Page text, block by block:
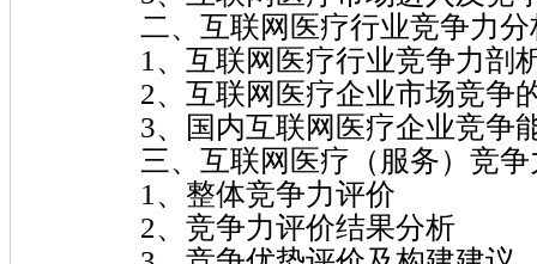
二、互联网医疗行业竞争力分
1、互联网医疗行业竞争力剖
2、互联网医疗企业市场竞争
3、国内互联网医疗企业竞争能
三、互联网医疗（服务）竞争
1、整体竞争力评价
2、竞争力评价结果分析